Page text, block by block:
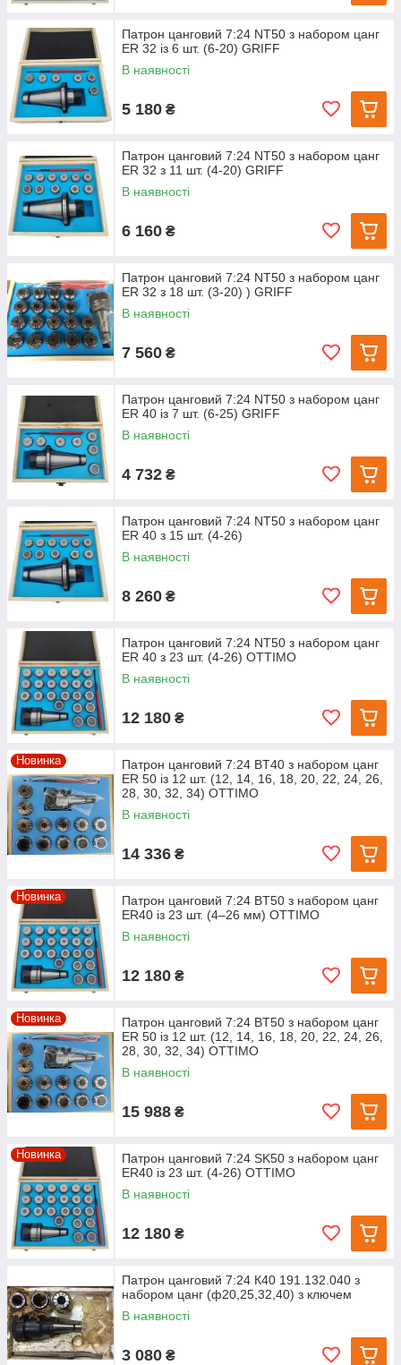
Патрон цанговий 7:24 NT50 з набором цанг
ЕR 32 із 6 шт. (6-20) GRIFF
В наявності
5 180 ₴
Патрон цанговий 7:24 NT50 з набором цанг
ЕR 32 з 11 шт. (4-20) GRIFF
В наявності
6 160 ₴
Патрон цанговий 7:24 NT50 з набором цанг
ЕR 32 з 18 шт. (3-20) ) GRIFF
В наявності
7 560 ₴
Патрон цанговий 7:24 NT50 з набором цанг
ЕR 40 із 7 шт. (6-25) GRIFF
В наявності
4 732 ₴
Патрон цанговий 7:24 NT50 з набором цанг
ЕR 40 з 15 шт. (4-26)
В наявності
8 260 ₴
Патрон цанговий 7:24 NT50 з набором цанг
ЕR 40 з 23 шт. (4-26) OTTIMO
В наявності
12 180 ₴
Новинка
Патрон цанговий 7:24 BT40 з набором цанг
ЕR 50 із 12 шт. (12, 14, 16, 18, 20, 22, 24, 26,
28, 30, 32, 34) OTTIMO
В наявності
14 336 ₴
Новинка
Патрон цанговий 7:24 BT50 з набором цанг
ER40 із 23 шт. (4–26 мм) OTTIMO
В наявності
12 180 ₴
Новинка
Патрон цанговий 7:24 BT50 з набором цанг
ЕR 50 із 12 шт. (12, 14, 16, 18, 20, 22, 24, 26,
28, 30, 32, 34) OTTIMO
В наявності
15 988 ₴
Новинка
Патрон цанговий 7:24 SK50 з набором цанг
ER40 із 23 шт. (4-26) ОТТІМО
В наявності
12 180 ₴
Патрон цанговий 7:24 К40 191.132.040 з
набором цанг (ф20,25,32,40) з ключем
В наявності
3 080 ₴